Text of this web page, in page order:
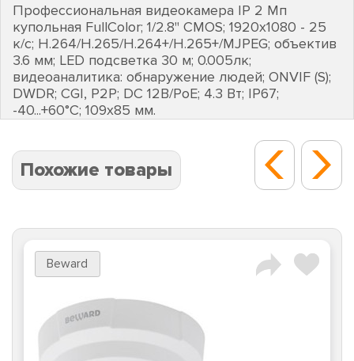
Профессиональная видеокамера IP 2 Мп
купольная FullColor; 1/2.8" CMOS; 1920х1080 - 25
к/с; H.264/H.265/H.264+/H.265+/MJPEG; объектив
3.6 мм; LED подсветка 30 м; 0.005лк;
видеоаналитика: обнаружение людей; ONVIF (S);
DWDR; CGI, P2P; DC 12В/PoE; 4.3 Вт; IP67;
-40...+60°C; 109х85 мм.
Похожие товары
Beward